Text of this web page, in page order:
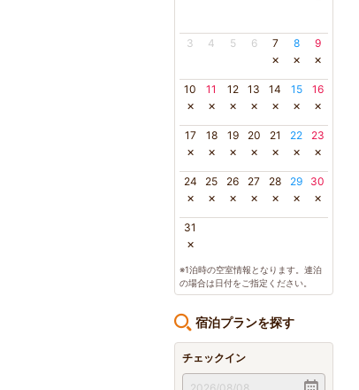
3 4 5 6 7
×
8
×
9
×
10
×
11
×
12
×
13
×
14
×
15
×
16
×
17
×
18
×
19
×
20
×
21
×
22
×
23
×
24
×
25
×
26
×
27
×
28
×
29
×
30
×
31
×
※1泊時の空室情報となります。連泊
の場合は日付をご指定ください。
宿泊プランを探す
チェックイン